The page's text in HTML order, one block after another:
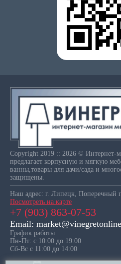
Copyright 2019 :: 2026 © Интернет-
предлагает корпусную и мягкую
ванны,товары для дачи/сада и
защищены.
Наш адрес: г. Липецк, Поперечный
Посмотреть на карте
+7 (903) 863-07-53
Email:
График работы
Пн-Пт: с 10:00 до 19:00
Сб-Вс с 11:00 до 14:00